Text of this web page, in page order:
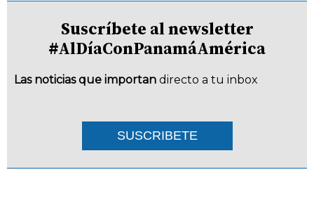
Suscríbete al newsletter
#AlDíaConPanamáAmérica
Las noticias que importan directo a tu inbox
SUSCRIBETE